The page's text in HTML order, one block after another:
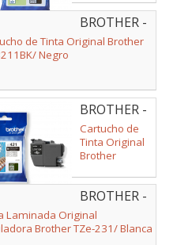
Amarillo
BROTHER -
LC3211BK
de Tinta Original Brother
Negro
BROTHER -
LC421BK
Cartucho de
Tinta Original
Brother
BROTHER -
TZE231
Laminada Original
Brother TZe-231/ Blanca